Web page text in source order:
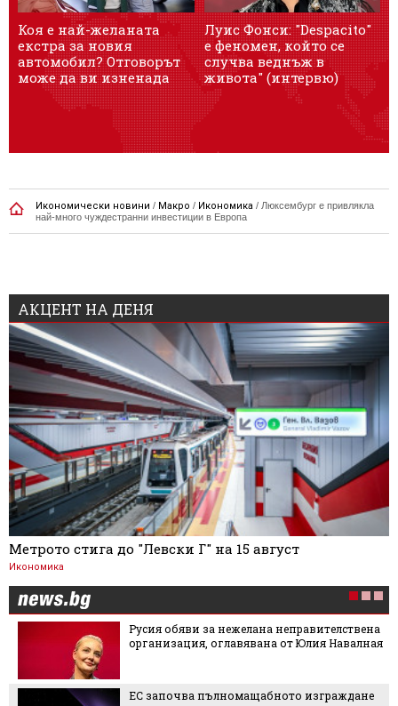
Коя е най-желаната
екстра за новия
автомобил? Отговорът
може да ви изненада
Луис Фонси: "Despacito"
е феномен, който се
случва веднъж в
живота" (интервю)
Икономически новини / Макро / Икономика / Люксембург е привлякла
най-много чуждестранни инвестиции в Европа
АКЦЕНТ НА ДЕНЯ
Метрото стига до "Левски Г" на 15 август
Икономика
Русия обяви за нежелана неправителствена
организация, оглавявана от Юлия Навалная
ЕС започва пълномащабното изграждане